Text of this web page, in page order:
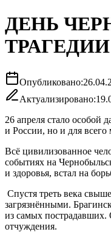
ДЕНЬ
ТРАГЕДИИ
Опубликовано:
Актуализировано:
26 апреля стало особой
и России, но и для всего
Всё цивилизованное
событиях на
и здоровья, встал на
Спустя треть века
загрязнёнными.
из самых пострадавших.
отчуждения.